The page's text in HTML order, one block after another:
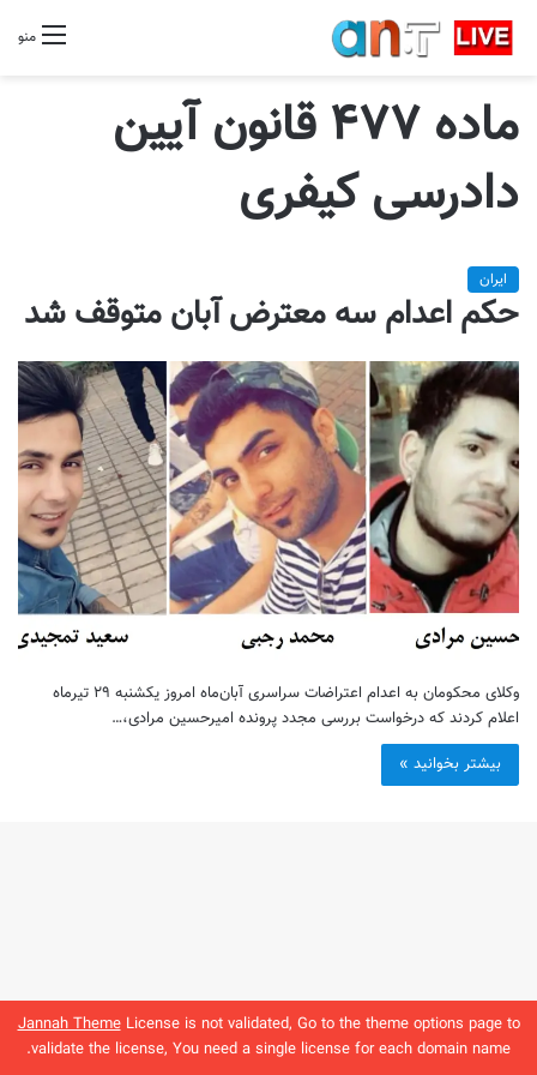
Jannah ThemeLicense is not validated, Go to the theme options page to
validate the license, You need a single license for each domain name.
منو
ماده ۴۷۷ قانون آیین
دادرسی کیفری
ایران
حکم اعدام سه معترض آبان متوقف شد
وکلای محکومان به اعدام اعتراضات سراسری آبان‌ماه امروز یکشنبه ۲۹ تیرماه
اعلام کردند که درخواست بررسی مجدد پرونده امیرحسین مرادی،…
بیشتر بخوانید »